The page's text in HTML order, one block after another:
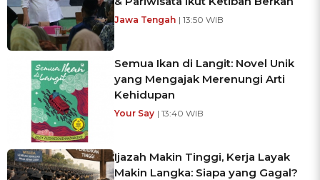
Jawa Tengah | 13:50 WIB
Semua Ikan di Langit: Novel Unik
yang Mengajak Merenungi Arti
Kehidupan
Your Say | 13:40 WIB
Ijazah Makin Tinggi, Kerja Layak
Makin Langka: Siapa yang Gagal?